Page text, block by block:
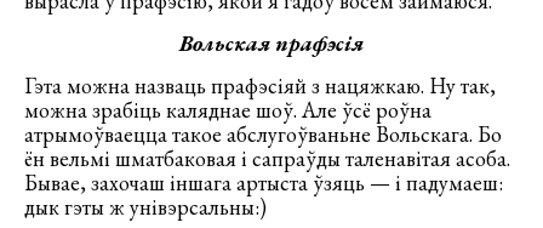
Вольская прафэсія
Гэта можна назваць прафэсіяй з нацяжкаю. Ну так,
можна зрабіць каляднае шоў. Але ўсё роўна
атрымоўваецца такое абслугоўваньне Вольскага. Бо
ён вельмі шматбаковая і сапраўды таленавітая асоба.
Бывае, захочаш іншага артыста ўзяць — і падумаеш:
дык гэты ж унівэрсальны:)